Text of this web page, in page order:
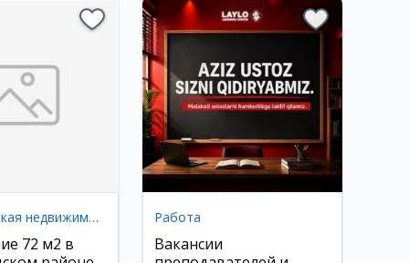
Коммерческая недвижимость
72 м2 в
Работа
Вакансии